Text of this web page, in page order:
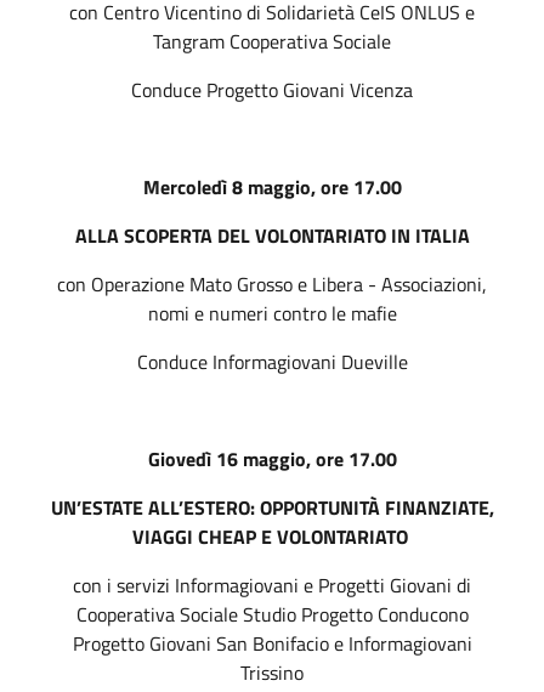
con Centro Vicentino di Solidarietà CeIS ONLUS e
Tangram Cooperativa Sociale
Conduce Progetto Giovani Vicenza
Mercoledì 8 maggio, ore 17.00
ALLA SCOPERTA DEL VOLONTARIATO IN ITALIA
con Operazione Mato Grosso e Libera - Associazioni,
nomi e numeri contro le mafie
Conduce Informagiovani Dueville
Giovedì 16 maggio, ore 17.00
UN’ESTATE ALL’ESTERO: OPPORTUNITÀ FINANZIATE,
VIAGGI CHEAP E VOLONTARIATO
con i servizi Informagiovani e Progetti Giovani di
Cooperativa Sociale Studio Progetto Conducono
Progetto Giovani San Bonifacio e Informagiovani
Trissino